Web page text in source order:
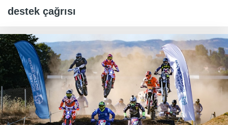
destek çağrısı